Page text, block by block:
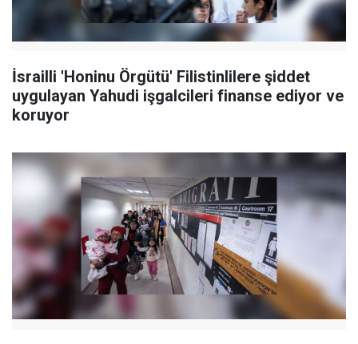
İsrailli 'Honinu Örgütü' Filistinlilere şiddet
uygulayan Yahudi işgalcileri finanse ediyor ve
koruyor